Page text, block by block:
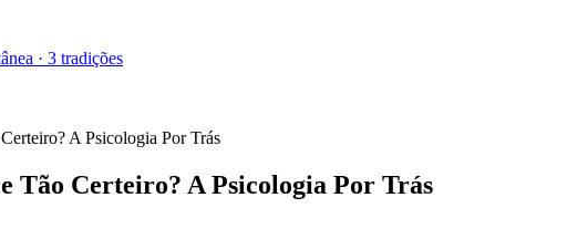
· 3 tradições
A Psicologia Por Trás
Tão Certeiro? A Psicologia Por Trás